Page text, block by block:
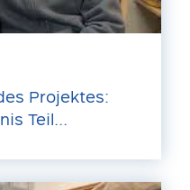
Projektes:
Teil...